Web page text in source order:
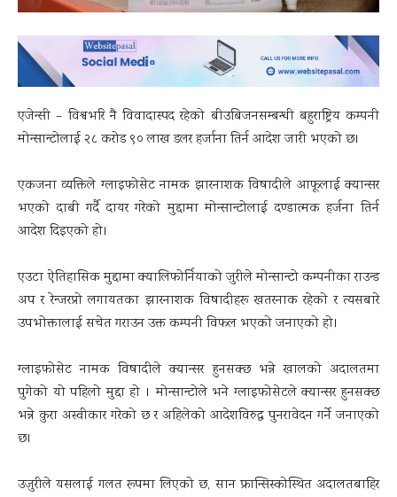
एजेन्सी – विश्वभरि नै विवादास्पद रहेको बीउबिजनसम्बन्धी बहुराष्ट्रिय कम्पनी
मोन्सान्टोलाई २८ करोड ९० लाख डलर हर्जाना तिर्न आदेश जारी भएको छ।
एकजना व्यक्तिले ग्लाइफोसेट नामक झारनाशक विषादीले आफूलाई क्यान्सर
भएको दाबी गर्दै दायर गरेको मुद्दामा मोन्सान्टोलाई दण्डात्मक हर्जना तिर्न
आदेश दिइएको हो।
एउटा ऐतिहासिक मुद्दामा क्यालिफोर्नियाको जुरीले मोन्सान्टो कम्पनीका राउन्ड
अप र रेन्जरप्रो लगायतका झारनाशक विषादीहरू खतरनाक रहेको र त्यसबारे
उपभोक्तालाई सचेत गराउन उक्त कम्पनी विफल भएको जनाएको हो।
ग्लाइफोसेट नामक विषादीले क्यान्सर हुनसक्छ भन्ने खालको अदालतमा
पुगेको यो पहिलो मुद्दा हो । मोन्सान्टोले भने ग्लाइफोसेटले क्यान्सर हुनसक्छ
भन्ने कुरा अस्वीकार गरेको छ र अहिलेको आदेशविरुद्ध पुनरावेदन गर्ने जनाएको
छ।
उजुरीले यसलाई गलत रूपमा लिएको छ, सान फ्रान्सिस्कोस्थित अदालतबाहिर